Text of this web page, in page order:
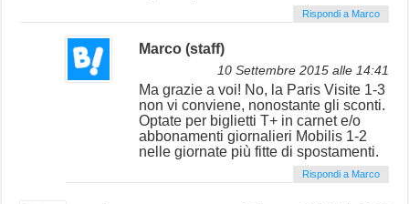
Rispondi a Marco
Marco (staff)
10 Settembre 2015 alle 14:41
Ma grazie a voi! No, la Paris Visite 1-3
non vi conviene, nonostante gli sconti.
Optate per biglietti T+ in carnet e/o
abbonamenti giornalieri Mobilis 1-2
nelle giornate più fitte di spostamenti.
Rispondi a Marco